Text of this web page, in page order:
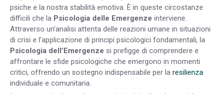
psiche e la nostra stabilità emotiva. È in queste circostanze
difficili che la Psicologia delle Emergenze interviene.
Attraverso un’analisi attenta delle reazioni umane in situazioni
di crisi e l’applicazione di principi psicologici fondamentali, la
Psicologia dell’Emergenze si prefigge di comprendere e
affrontare le sfide psicologiche che emergono in momenti
critici, offrendo un sostegno indispensabile per la resilienza
individuale e comunitaria.